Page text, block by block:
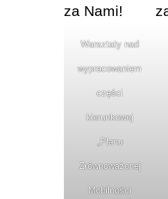
Warsztaty nad
wypracowaniem
części
kierunkowej
„Planu
Zrównoważonej
Mobilności